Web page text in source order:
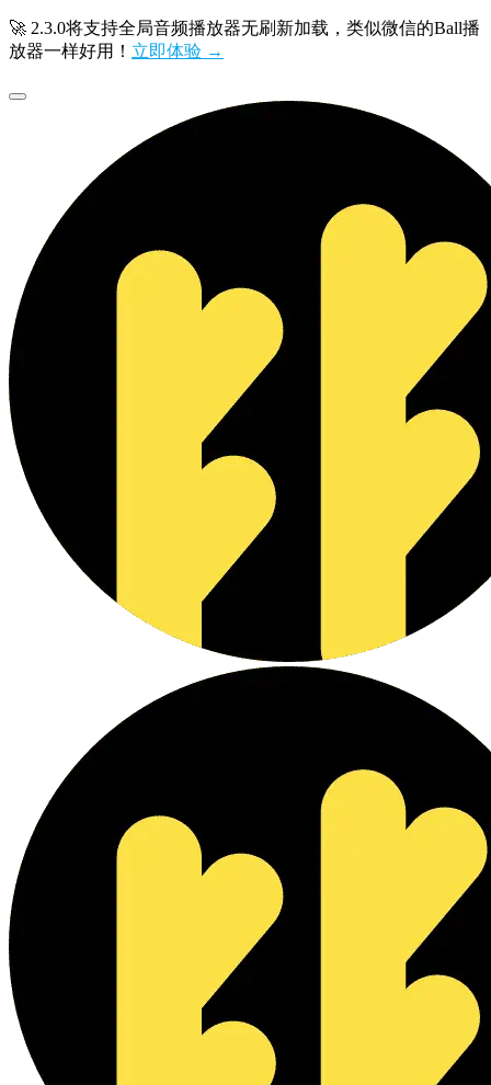
🚀 2.3.0将支持全局音频播放器无刷新加载，类似微信的Ball播
放器一样好用！ 立即体验 →